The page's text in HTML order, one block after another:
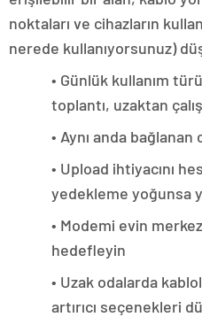
noktaları ve cihazların
nerede kullanıyorsunuz)
• Günlük kullanım
toplantı, uzaktan
• Aynı anda bağlanan
• Upload ihtiyacını
yedekleme yoğunsa
• Modemi evin
hedefleyin
• Uzak odalarda
artırıcı seçenekleri